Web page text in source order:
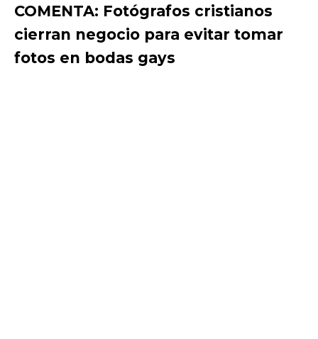
COMENTA: Fotógrafos cristianos
cierran negocio para evitar tomar
fotos en bodas gays